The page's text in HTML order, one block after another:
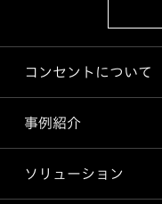
コンセントについて
事例紹介
ソリューション